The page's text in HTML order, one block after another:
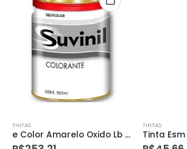
TINTAS
e Color Amarelo Oxido Lb 1990 Yi 0,9l Suvinil
TINTAS